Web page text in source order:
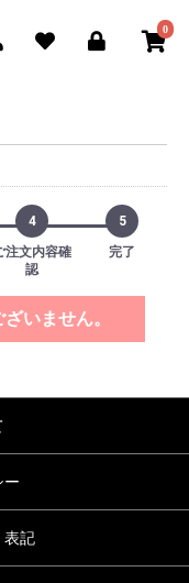
0
4
注文内容確
認
5
完了
いません。
ー
表記